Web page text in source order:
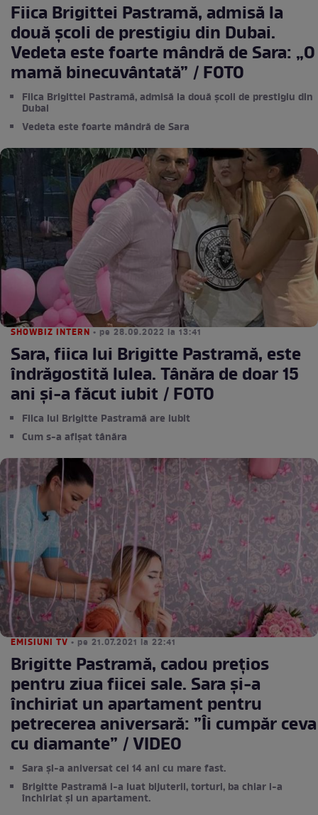
Fiica Brigittei Pastramă, admisă la
două școli de prestigiu din Dubai.
Vedeta este foarte mândră de Sara: „O
mamă binecuvântată” / FOTO
Fiica Brigittei Pastramă, admisă la două școli de prestigiu din
Dubai
Vedeta este foarte mândră de Sara
SHOWBIZ INTERN • pe 28.09.2022 la 13:41
Sara, fiica lui Brigitte Pastramă, este
îndrăgostită lulea. Tânăra de doar 15
ani și-a făcut iubit / FOTO
Fiica lui Brigitte Pastramă are iubit
Cum s-a afișat tânăra
EMISIUNI TV • pe 21.07.2021 la 22:41
Brigitte Pastramă, cadou prețios
pentru ziua fiicei sale. Sara și-a
închiriat un apartament pentru
petrecerea aniversară: ”Îi cumpăr ceva
cu diamante” / VIDEO
Sara și-a aniversat cei 14 ani cu mare fast.
Brigitte Pastramă i-a luat bijuterii, torturi, ba chiar i-a
închiriat și un apartament.